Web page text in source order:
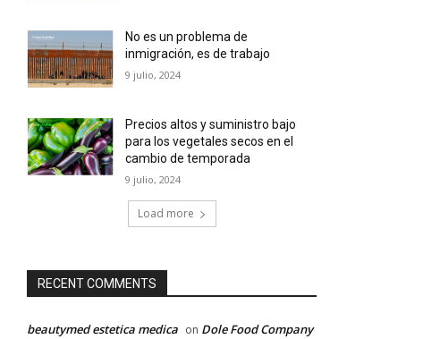
No es un problema de
inmigración, es de trabajo
9 julio, 2024
Precios altos y suministro bajo
para los vegetales secos en el
cambio de temporada
9 julio, 2024
Load more
RECENT COMMENTS
beautymed estetica medica on Dole Food Company